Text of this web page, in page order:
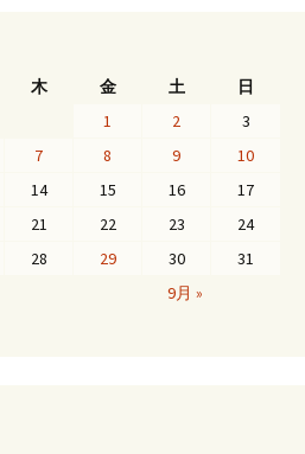
木 金 土
日
1
2
3
7 8 9
10
14 15 16
17
21 22 23
24
28 29 30
31
9月 »